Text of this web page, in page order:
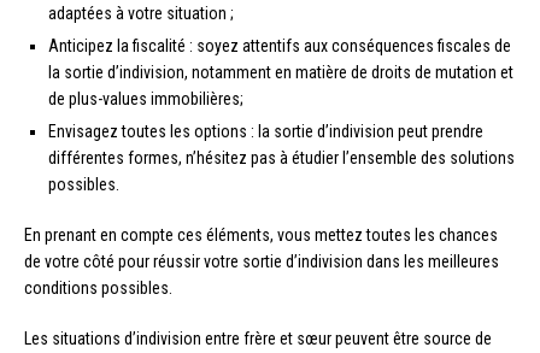
adaptées à votre situation ;
Anticipez la fiscalité : soyez attentifs aux conséquences fiscales de
la sortie d’indivision, notamment en matière de droits de mutation et
de plus-values immobilières;
Envisagez toutes les options : la sortie d’indivision peut prendre
différentes formes, n’hésitez pas à étudier l’ensemble des solutions
possibles.
En prenant en compte ces éléments, vous mettez toutes les chances
de votre côté pour réussir votre sortie d’indivision dans les meilleures
conditions possibles.
Les situations d’indivision entre frère et sœur peuvent être source de